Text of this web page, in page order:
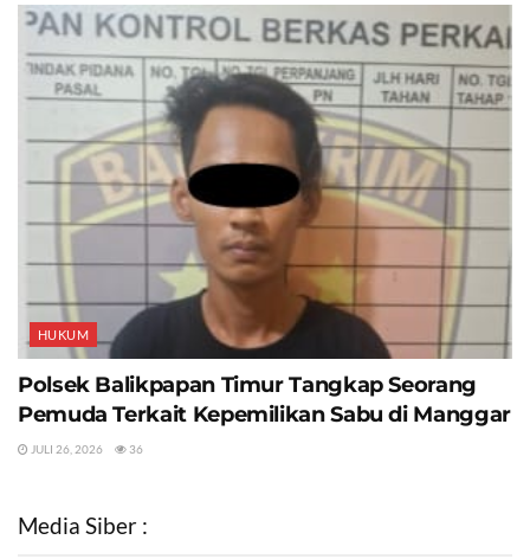
HUKUM
Polsek Balikpapan Timur Tangkap Seorang
Pemuda Terkait Kepemilikan Sabu di Manggar
JULI 26, 2026 36
Media Siber :